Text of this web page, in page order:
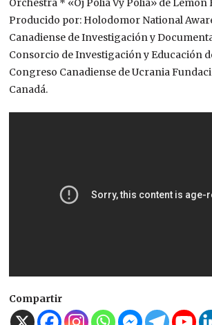
Orchestra * «Oj Polia Vy Polia» de
Producido por: Holodomor National
Canadiense de Investigación y
Consorcio de Investigación y Educación
Congreso Canadiense de Ucrania
Canadá.
Compartir